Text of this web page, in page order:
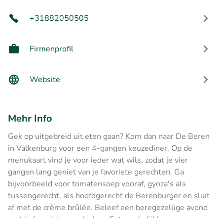
+31882050505
Firmenprofil
Website
Mehr Info
Gek op uitgebreid uit eten gaan? Kom dan naar De Beren
in Valkenburg voor een 4-gangen keuzediner. Op de
menukaart vind je voor ieder wat wils, zodat je vier
gangen lang geniet van je favoriete gerechten. Ga
bijvoorbeeld voor tomatensoep vooraf, gyoza's als
tussengerecht, als hoofdgerecht de Berenburger en sluit
af met de crème brûlée. Beleef een beregezellige avond